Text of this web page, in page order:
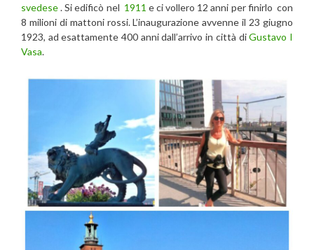
svedese. Si edificò nel 1911 e ci vollero 12 anni per finirlo con
8 milioni di mattoni rossi. L’inaugurazione avvenne il 23 giugno
1923, ad esattamente 400 anni dall’arrivo in città diGustavo I
Vasa.